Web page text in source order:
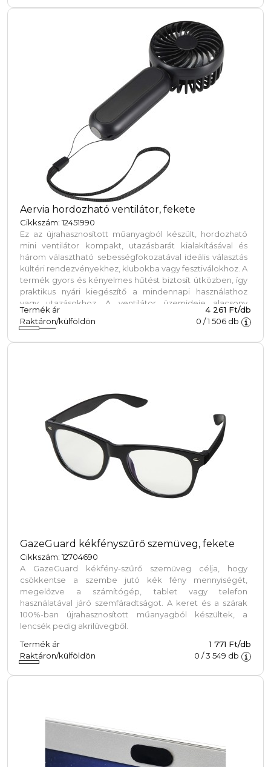
Aervia hordozható ventilátor, fekete
Cikkszám: 12451990
Ez az újrahasznosított műanyagból készült, hordozható
mini ventilátor kompakt, utazásbarát kialakításával és
három választható sebességfokozatával ideális választás
kültéri rendezvényekhez, klubokba vagy fesztiválokhoz. A
termék gyors és kényelmes hűtést biztosít útközben, így
praktikus nyári kiegészítő a mindennapi használathoz
vagy utazásokhoz. A ventilátor üzemideje alacsony
fokozaton 3 óra, közepes fokozaton 2 óra, magas
fokozaton pedig 1,2 óra. Az akkumulátor a mellékelt USB-
Termék ár
4 261 Ft/db
Raktáron/külföldön
0 /1 506 db
GazeGuard kékfényszűrő szemüveg, fekete
Cikkszám: 12704690
A GazeGuard kékfény-szűrő szemüveg célja, hogy
csökkentse a szembe jutó kék fény mennyiségét,
megelőzve a számítógép, tablet vagy telefon
használatával járó szemfáradtságot. A keret és a szárak
100%-ban újrahasznosított műanyagból készültek, a
lencsék pedig akrilüvegből.
Termék ár
1 771 Ft/db
Raktáron/külföldön
0 /3 549 db